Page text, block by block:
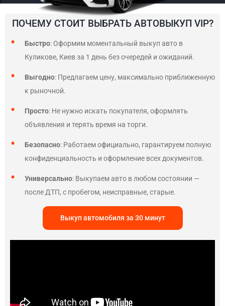
ПОЧЕМУ СТОИТ ВЫБРАТЬ АВТОВЫКУП VIP?
Быстро: Оформим моментальный выкуп авто в
Куликове, Киев за 1 день без очередей и ожиданий.
Выгодно: Предлагаем цену, максимально приближенную
к рыночной.
Просто: Не нужно искать покупателя, оформлять
объявления и терять время на торги.
Безопасно: Работаем официально, гарантируем полную
конфиденциальность и оформление всех документов.
Универсально: Выкупаем авто в любом состоянии —
после ДТП, с пробегом, неисправные, старые.
Выкуп автомобиля за 30 минут